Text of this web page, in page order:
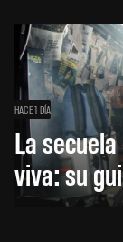
HACE 1 DÍA
La
viva: su